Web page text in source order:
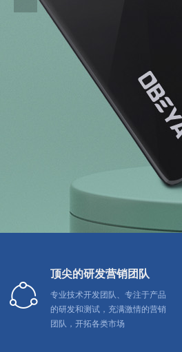
ꁢ
顶尖的研发营销团队
专业技术开发团队、专注于产品
的研发和测试，充满激情的营销
团队，开拓各类市场